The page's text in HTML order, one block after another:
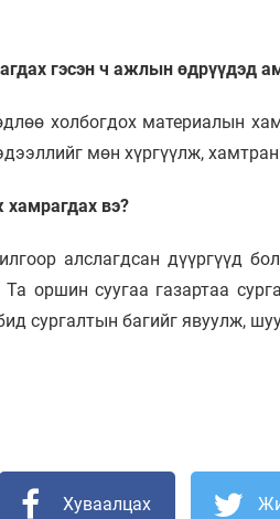
гэсэн ч ажлын
холбогдох материалын
мөн хүргүүлж,
хамрагдах вэ?
алслагдсан дүүргүүд
оршин суугаа газартаа
сургалтын багийг явуулж,
Хуваалцах